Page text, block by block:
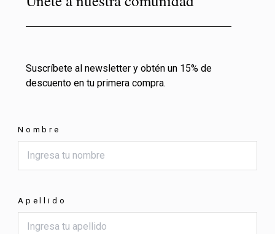
Suscríbete al newsletter y obtén un 15% de
descuento en tu primera compra.
Nombre
Apellido